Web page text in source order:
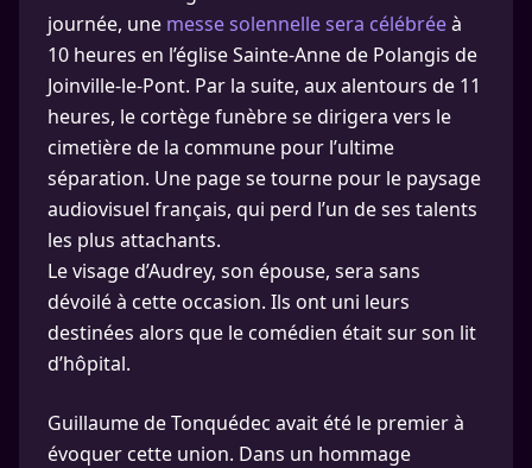
journée, une messe solennelle sera célébréeà
10 heures en l’église Sainte-Anne de Polangis de
Joinville-le-Pont. Par la suite, aux alentours de 11
heures, le cortège funèbre se dirigera vers le
cimetière de la commune pour l’ultime
séparation. Une page se tourne pour le paysage
audiovisuel français, qui perd l’un de ses talents
les plus attachants.
Le visage d’Audrey, son épouse, sera sans
dévoilé à cette occasion. Ils ont uni leurs
destinées alors que le comédien était sur son lit
d’hôpital.
Guillaume de Tonquédec avait été le premier à
évoquer cette union. Dans un hommage